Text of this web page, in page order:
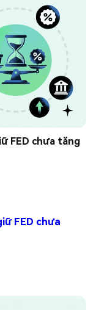
FED chưa tăng
FED chưa